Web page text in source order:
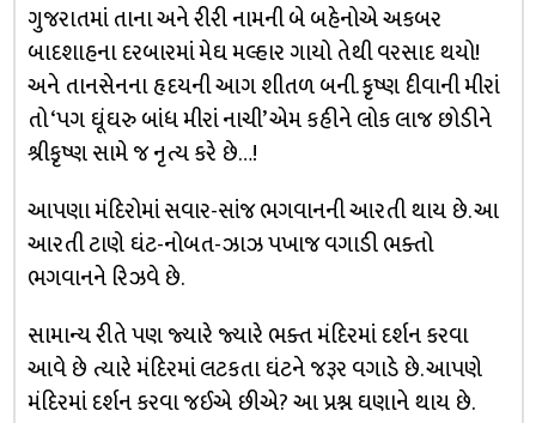
ગુજરાતમાં તાના અને રીરી નામની બે બહેનોએ અકબર
બાદશાહના દરબારમાં મેઘ મલ્હાર ગાયો તેથી વરસાદ થયો!
અને તાનસેનના હૃદયની આગ શીતળ બની. કૃષ્ણ દીવાની મીરાં
તો ‘પગ ઘૂંઘરુ બાંધ મીરાં નાચી’ એમ કહીને લોક લાજ છોડીને
શ્રીકૃષ્ણ સામે જ નૃત્ય કરે છે…!
આપણા મંદિરોમાં સવાર-સાંજ ભગવાનની આરતી થાય છે. આ
આરતી ટાણે ઘંટ-નોબત-ઝાઝ પખાજ વગાડી ભક્તો
ભગવાનને રિઝવે છે.
સામાન્ય રીતે પણ જ્યારે જ્યારે ભક્ત મંદિરમાં દર્શન કરવા
આવે છે ત્યારે મંદિરમાં લટકતા ઘંટને જરૂર વગાડે છે. આપણે
મંદિરમાં દર્શન કરવા જઈએ છીએ? આ પ્રશ્ન ઘણાને થાય છે.